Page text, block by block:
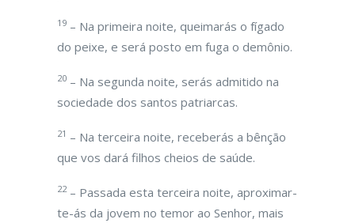
19 – Na primeira noite, queimarás o fígado
do peixe, e será posto em fuga o demônio.
20 – Na segunda noite, serás admitido na
sociedade dos santos patriarcas.
21 – Na terceira noite, receberás a bênção
que vos dará filhos cheios de saúde.
22– Passada esta terceira noite, aproximar-
te-ás da jovem no temor ao Senhor, mais